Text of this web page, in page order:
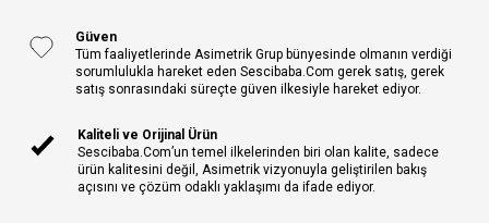
Güven
Tüm faaliyetlerinde Asimetrik Grup bünyesinde olmanın verdiği
sorumlulukla hareket eden Sescibaba.Com gerek satış, gerek
satış sonrasındaki süreçte güven ilkesiyle hareket ediyor.
Kaliteli ve Orijinal Ürün
Sescibaba.Com’un temel ilkelerinden biri olan kalite, sadece
ürün kalitesini değil, Asimetrik vizyonuyla geliştirilen bakış
açısını ve çözüm odaklı yaklaşımı da ifade ediyor.